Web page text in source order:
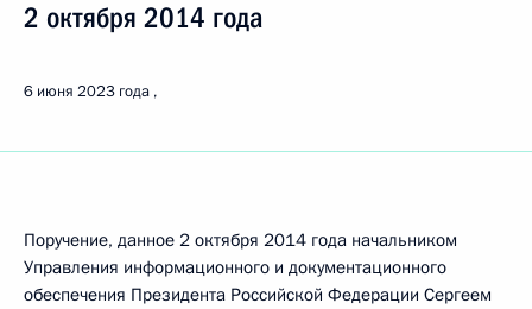
2 октября 2014 года
6 июня 2023 года
Поручение, данное 2 октября 2014 года начальником
Управления информационного и документационного
обеспечения Президента Российской Федерации Сергеем